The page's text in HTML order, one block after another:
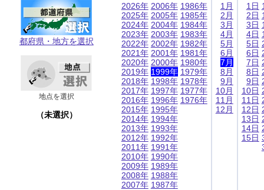
都府県・地方を選択
地点を選択
（未選択）
2026年
2025年
2024年
2023年
2022年
2021年
2020年
2019年
2018年
2017年
2016年
2015年
2014年
2013年
2012年
2011年
2010年
2009年
2008年
2007年
2006年
2005年
2004年
2003年
2002年
2001年
2000年
1999年
1998年
1997年
1996年
1995年
1994年
1993年
1992年
1991年
1990年
1989年
1988年
1987年
1986年
1985年
1984年
1983年
1982年
1981年
1980年
1979年
1978年
1977年
1976年
1月
2月
3月
4月
5月
6月
7月
8月
9月
10月
11月
12月
1日
2日
3日
4日
5日
6日
7日
8日
9日
10日
11日
12日
13日
14日
15日